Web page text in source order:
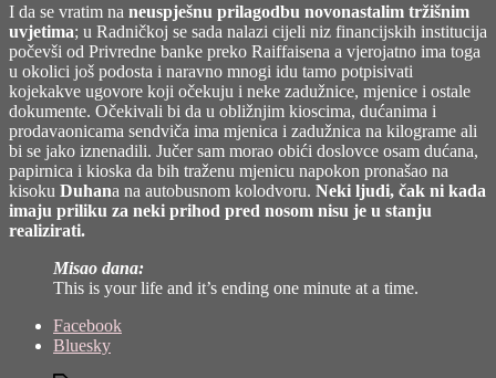
I da se vratim na neuspješnu prilagodbu novonastalim tržišnim
uvjetima; u Radničkoj se sada nalazi cijeli niz financijskih institucija
počevši od Privredne banke preko Raiffaisena a vjerojatno ima toga
u okolici još podosta i naravno mnogi idu tamo potpisivati
kojekakve ugovore koji očekuju i neke zadužnice, mjenice i ostale
dokumente. Očekivali bi da u obližnjim kioscima, dućanima i
prodavaonicama sendviča ima mjenica i zadužnica na kilograme ali
bi se jako iznenadili. Jučer sam morao obići doslovce osam dućana,
papirnica i kioska da bih traženu mjenicu napokon pronašao na
kisoku Duhana na autobusnom kolodvoru. Neki ljudi, čak ni kada
imaju priliku za neki prihod pred nosom nisu je u stanju
realizirati.
Misao dana:
This is your life and it’s ending one minute at a time.
Share
Facebook
Bluesky